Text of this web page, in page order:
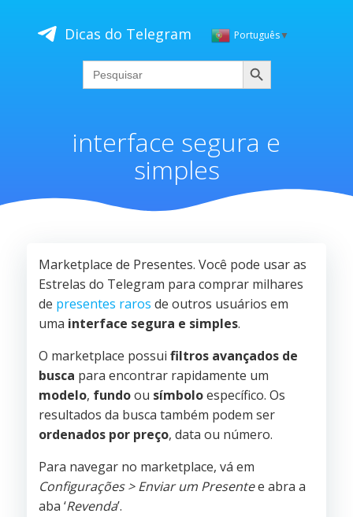
to
content
Dicas do Telegram Português▼
Search
for:
Pesquisar
interface segura e
simples
Marketplace de Presentes. Você pode usar as
Estrelas do Telegram para comprar milhares
de presentes raros de outros usuários em
uma interface segura e simples.
O marketplace possui filtros avançados de
busca para encontrar rapidamente um
modelo, fundoou símboloespecífico. Os
resultados da busca também podem ser
ordenados por preço, data ou número.
Para navegar no marketplace, vá em
Configurações > Enviar um Presentee abra a
aba ‘Revenda’.